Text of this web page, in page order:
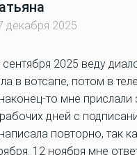
декабря 2025
сентября 2025 веду
в вотсапе, потом в
то мне
дней с
повторно, так
12 ноября мне